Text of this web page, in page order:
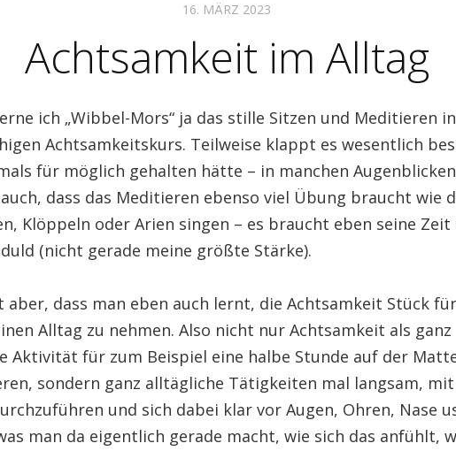
16. MÄRZ 2023
Achtsamkeit im Alltag
ich „Wibbel-Mors“ ja das stille Sitzen und Meditieren
Achtsamkeitskurs. Teilweise klappt es wesentlich
für möglich gehalten hätte – in manchen
dass das Meditieren ebenso viel Übung braucht wie
Klöppeln oder Arien singen – es braucht eben seine
(nicht gerade meine größte Stärke).
aber, dass man eben auch lernt, die Achtsamkeit Stück
Alltag zu nehmen. Also nicht nur Achtsamkeit als ganz
Aktivität für zum Beispiel eine halbe Stunde auf der
sondern ganz alltägliche Tätigkeiten mal langsam,
und sich dabei klar vor Augen, Ohren, Nase
man da eigentlich gerade macht, wie sich das anfühlt,